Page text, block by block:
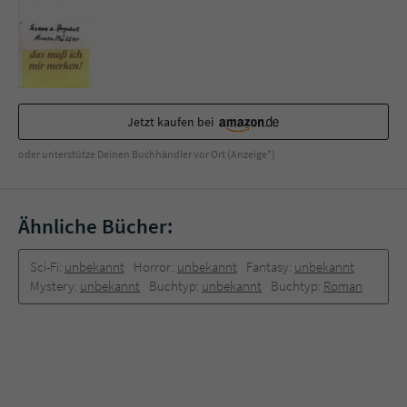
Jetzt kaufen bei
oder unterstütze Deinen Buchhändler vor Ort (Anzeige*)
Ähnliche Bücher:
Sci-Fi: unbekannt Horror: unbekannt Fantasy: unbekannt
Mystery: unbekannt Buchtyp: unbekannt Buchtyp: Roman